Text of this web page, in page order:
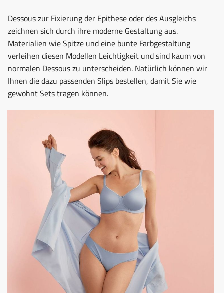
Dessous zur Fixierung der Epithese oder des Ausgleichs
zeichnen sich durch ihre moderne Gestaltung aus.
Materialien wie Spitze und eine bunte Farbgestaltung
verleihen diesen Modellen Leichtigkeit und sind kaum von
normalen Dessous zu unterscheiden. Natürlich können wir
Ihnen die dazu passenden Slips bestellen, damit Sie wie
gewohnt Sets tragen können.